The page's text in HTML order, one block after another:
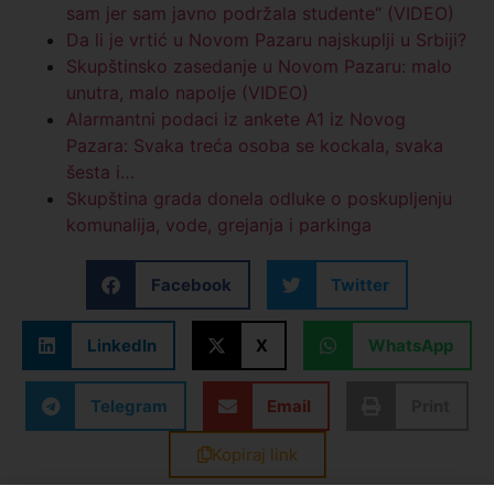
sam jer sam javno podržala studente“ (VIDEO)
Da li je vrtić u Novom Pazaru najskuplji u Srbiji?
Skupštinsko zasedanje u Novom Pazaru: malo
unutra, malo napolje (VIDEO)
Alarmantni podaci iz ankete A1 iz Novog
Pazara: Svaka treća osoba se kockala, svaka
šesta i…
Skupština grada donela odluke o poskupljenju
komunalija, vode, grejanja i parkinga
Facebook Twitter
LinkedIn X WhatsApp
Telegram Email
Kopiraj link